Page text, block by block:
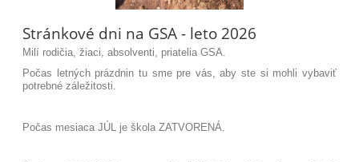
Stránkové dni na GSA - leto 2026
Milí rodičia, žiaci, absolventi, priatelia GSA.
Počas letných prázdnin tu sme pre vás, aby ste si mohli vybaviť
potrebné záležitosti.
Počas mesiaca JÚL je škola ZATVORENÁ.